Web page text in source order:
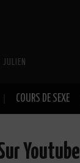
JULIEN
COURS DE SEXE
Youtube